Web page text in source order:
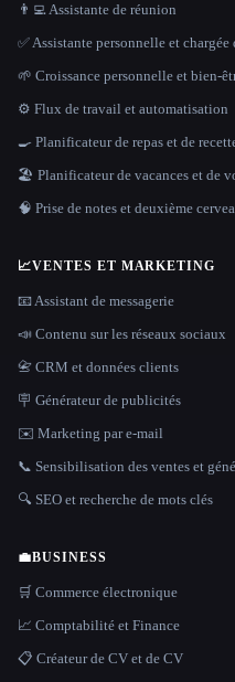
👨‍💻 Assistante de réunion
✅ Assistante personnelle et chargée
🌱 Croissance personnelle et bien-
⚙️ Flux de travail et automatisation
🍳 Planificateur de repas et de
🏖 Planificateur de vacances et de
🧠 Prise de notes et deuxième
📈VENTES ET MARKETING
📧 Assistant de messagerie
📣 Contenu sur les réseaux sociaux
📇 CRM et données clients
🪧 Générateur de publicités
✉️ Marketing par e-mail
📞 Sensibilisation des ventes et
🔍 SEO et recherche de mots clés
💼BUSINESS
🛒 Commerce électronique
📈 Comptabilité et Finance
📋 Créateur de CV et de CV